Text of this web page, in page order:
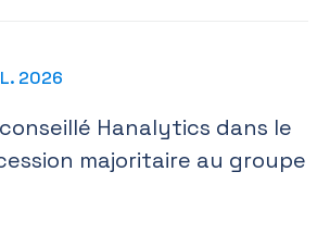
2026
Hanalytics dans le
majoritaire au groupe